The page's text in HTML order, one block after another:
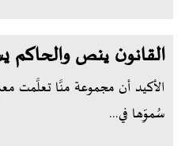
القانون ينص
الأكيد أن مجموعة منَّا تعلَّمت
سُموِّها في...